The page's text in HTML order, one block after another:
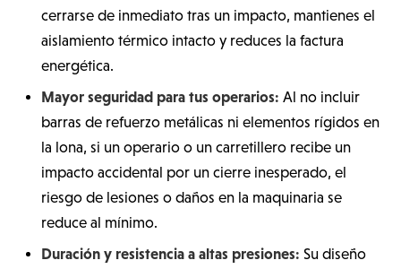
cerrarse de inmediato tras un impacto, mantienes el
aislamiento térmico intacto y reduces la factura
energética.
Mayor seguridad para tus operarios: Al no incluir
barras de refuerzo metálicas ni elementos rígidos en
la lona, si un operario o un carretillero recibe un
impacto accidental por un cierre inesperado, el
riesgo de lesiones o daños en la maquinaria se
reduce al mínimo.
Duración y resistencia a altas presiones: Su diseño